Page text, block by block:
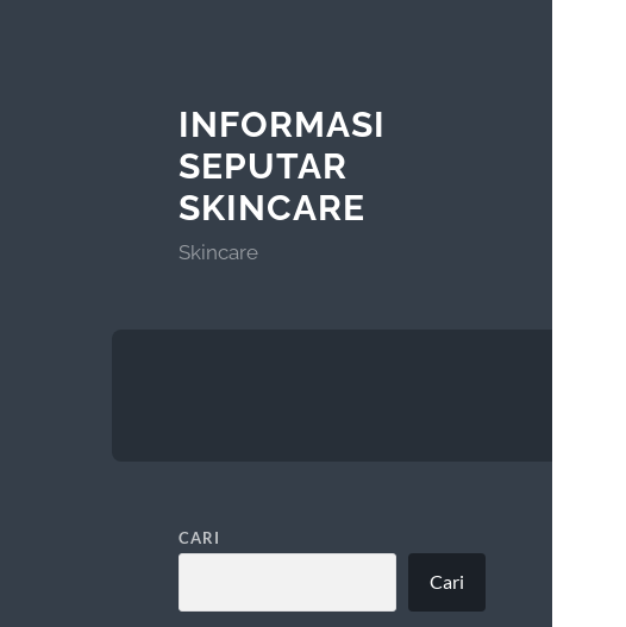
INFORMASI
SEPUTAR
SKINCARE
Skincare
CARI
Cari